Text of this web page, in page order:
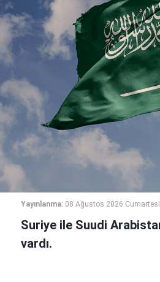
Yayınlanma: 08 Ağustos 2026
Suriye ile Suudi
vardı.